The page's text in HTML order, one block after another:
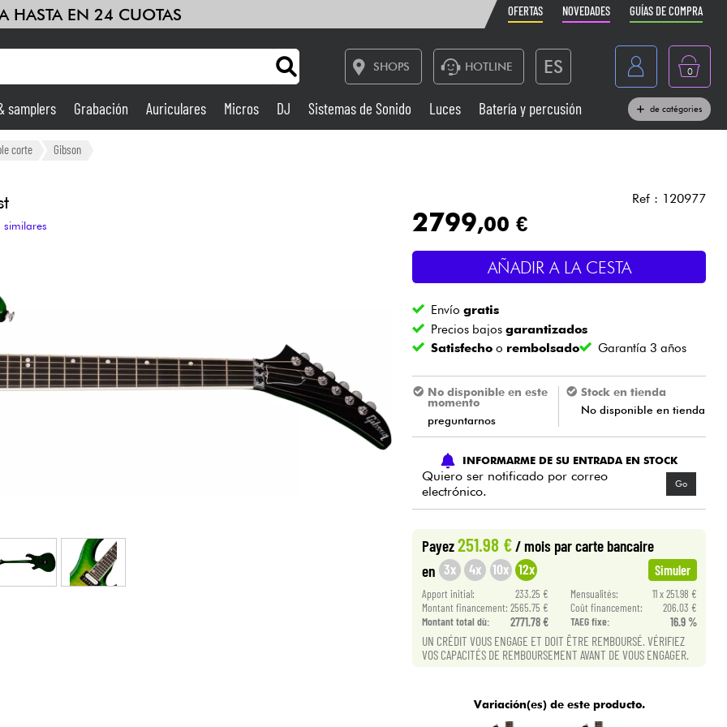
HASTA EN 24 CUOTAS OFERTAS NOVEDADES GUÍAS DE COMPRA
SHOPS HOTLINE ES
France
Belgique
Nederland
0
Ampli & Efectos
Sistemas de Sonido
Vientos
Cables & Acces.
Bundle
samplers Grabación Auriculares Micros DJ Sistemas de Sonido Luces Batería y percusión de catégories
corte Gibson
similares
Ref : 120977
2799,00 €
AÑADIR A LA CESTA
Envíogratis
Precios bajosgarantizados
Satisfecho o rembolsado Garantía 3 años
No disponible en este
momento
preguntarnos
Stock en tienda
No disponible en tienda
INFORMARME DE SU ENTRADA EN STOCK
Quiero ser notificado por correo
electrónico.
Go
Payez251.98 €/ mois par carte bancaire
en 3x 4x 10x 12x Simuler
Apport initial: 233.25 € Mensualités:
11 x 251.98 €
Montant financement: 2565.75 € Coût financement:
206.03 €
Montant total dù:
2771.78 € TAEG fixe: 16.9 %
UN CRÉDIT VOUS ENGAGE ET DOIT ÊTRE REMBOURSÉ. VÉRIFIEZ
VOS CAPACITÉS DE REMBOURSEMENT AVANT DE VOUS ENGAGER.
Variación(es) de este producto.